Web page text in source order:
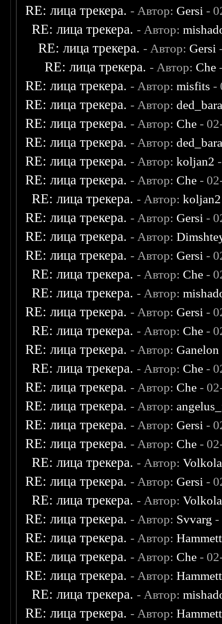
RE: лица трекера. - Автор: Gersi -
RE: лица трекера. - Автор:
RE: лица трекера. - Автор: Gersi
RE: лица трекера. - Автор: Che
RE: лица трекера. - Автор:misfits -
RE: лица трекера. - Автор:
RE: лица трекера. - Автор: Che -
RE: лица трекера. - Автор:
RE: лица трекера. - Автор:koljan2
RE: лица трекера. - Автор: Che -
RE: лица трекера. - Автор:koljan2
RE: лица трекера. - Автор: Gersi -
RE: лица трекера. - Автор:
RE: лица трекера. - Автор: Gersi -
RE: лица трекера. - Автор: Che -
RE: лица трекера. - Автор:
RE: лица трекера. - Автор: Gersi -
RE: лица трекера. - Автор: Che -
RE: лица трекера. - Автор: Ganelon
RE: лица трекера. - Автор: Che -
RE: лица трекера. - Автор: Che -
RE: лица трекера. - Автор:
RE: лица трекера. - Автор: Gersi -
RE: лица трекера. - Автор: Che -
RE: лица трекера. - Автор:
RE: лица трекера. - Автор: Gersi -
RE: лица трекера. - Автор:
RE: лица трекера. - Автор: Svvarg -
RE: лица трекера. - Автор:Hammett
RE: лица трекера. - Автор: Che -
RE: лица трекера. - Автор:Hammett
RE: лица трекера. - Автор:
RE: лица трекера. - Автор:Hammett